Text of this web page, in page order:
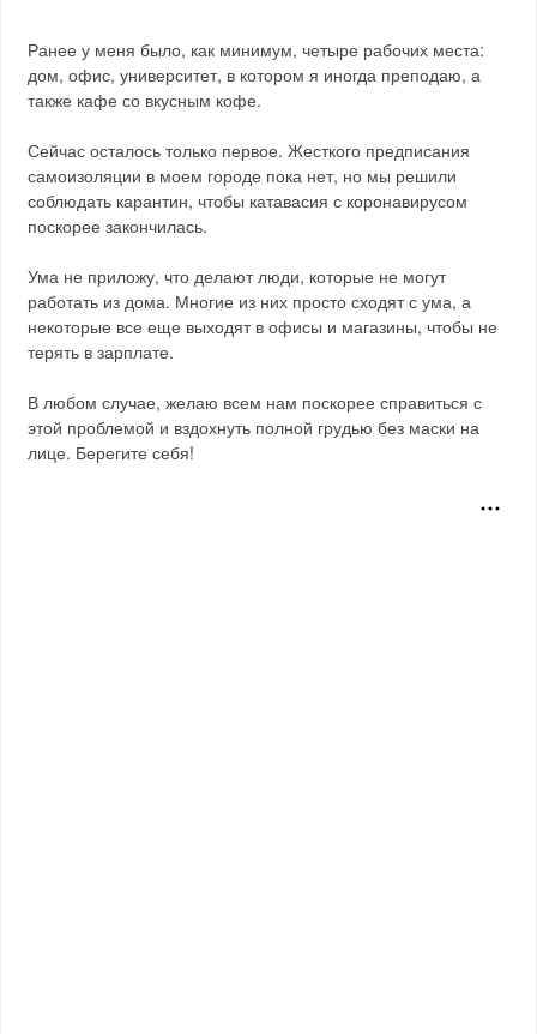
Ранее у меня было, как минимум, четыре рабочих места:
дом, офис, университет, в котором я иногда преподаю, а
также кафе со вкусным кофе.
Сейчас осталось только первое. Жесткого предписания
самоизоляции в моем городе пока нет, но мы решили
соблюдать карантин, чтобы катавасия с коронавирусом
поскорее закончилась.
Ума не приложу, что делают люди, которые не могут
работать из дома. Многие из них просто сходят с ума, а
некоторые все еще выходят в офисы и магазины, чтобы не
терять в зарплате.
В любом случае, желаю всем нам поскорее справиться с
этой проблемой и вздохнуть полной грудью без маски на
лице. Берегите себя!